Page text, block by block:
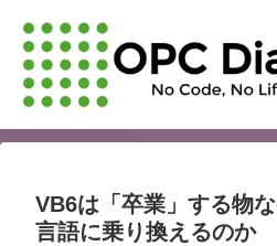
VB6は「卒業」する物
言語に乗り換えるのか